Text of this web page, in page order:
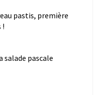
pastis, première
!
salade pascale